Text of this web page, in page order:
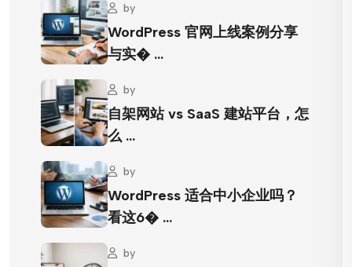
by
WordPress 官网上线案例分享
与实� …
by
自架网站 vs SaaS 建站平台，怎
么 …
by
WordPress 适合中小企业吗？
看这6� …
by